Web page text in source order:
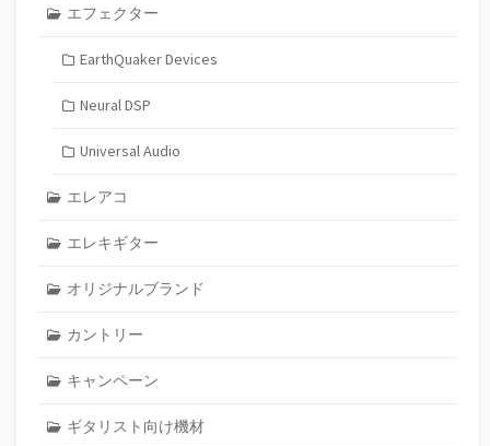
エフェクター
EarthQuaker Devices
Neural DSP
Universal Audio
エレアコ
エレキギター
オリジナルブランド
カントリー
キャンペーン
ギタリスト向け機材